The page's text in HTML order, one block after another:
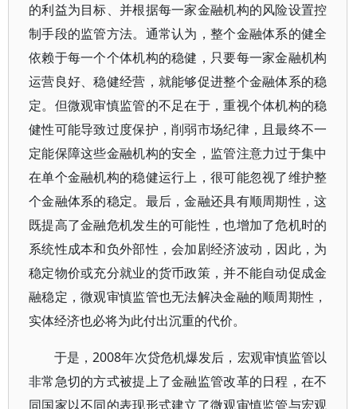
的利益为目标、并根据每一家金融机构的风险设置控
制手段的监管方法。通常认为，整个金融体系的健全
依赖于每一个个体机构的稳健，只要每一家金融机构
运营良好、稳健经营，就能够促进整个金融体系的稳
定。但微观审慎监管的不足在于，重视个体机构的稳
健性可能导致过度保护，削弱市场纪律，且最终不一
定能保障这些金融机构的安全，监管注意力过于集中
在单个金融机构的稳健运行上，很可能忽视了维护整
个金融体系的稳定。最后，金融还具有顺周期性，这
既提高了金融危机发生的可能性，也增加了危机时的
系统性成本和负外部性，会加剧经济波动，因此，为
稳定物价或充分就业的货币政策，并不能自动促成金
融稳定，微观审慎监管也无法解决金融的顺周期性，
实体经济也必将为此付出沉重的代价。
于是，2008年次贷危机爆发后，宏观审慎监管以
非常急切的方式被提上了金融监管改革的日程，在不
同国家以不同的表现形式建立了微观审慎监管与宏观